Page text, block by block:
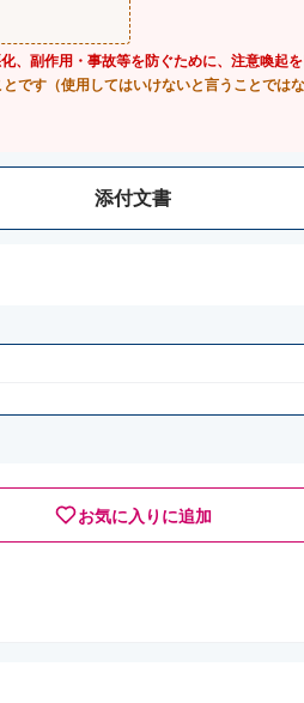
副作用・事故等を防ぐために、注意喚起
です（使用してはいけないと言うことでは
添付文書
お気に入りに追加